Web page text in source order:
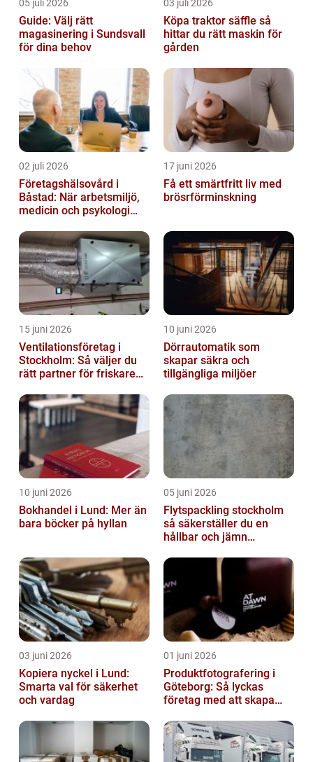
05 juli 2026
Guide: Välj rätt
magasinering i Sundsvall
för dina behov
03 juli 2026
Köpa traktor säffle så
hittar du rätt maskin för
gården
02 juli 2026
Företagshälsovård i
Båstad: När arbetsmiljö,
medicin och psykologi
17 juni 2026
Få ett smärtfritt liv med
brösrförminskning
15 juni 2026
Ventilationsföretag i
Stockholm: Så väljer du
rätt partner för friskare
10 juni 2026
Dörrautomatik som
skapar säkra och
tillgängliga miljöer
10 juni 2026
Bokhandel i Lund: Mer än
bara böcker på hyllan
05 juni 2026
Flytspackling stockholm
så säkerställer du en
hållbar och jämn
03 juni 2026
Kopiera nyckel i Lund:
Smarta val för säkerhet
och vardag
01 juni 2026
Produktfotografering i
Göteborg: Så lyckas
företag med att skapa